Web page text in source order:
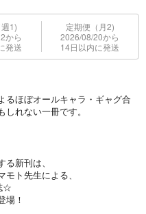
1)
から
発送
定期便（月2)
2026/08/20から
14日以内に発送
るほぼオールキャラ・ギャグ合
れない一冊です。
新刊は、
ト先生による、
☆
場！